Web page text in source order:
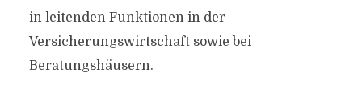
in leitenden Funktionen in der
Versicherungswirtschaft sowie bei
Beratungshäusern.